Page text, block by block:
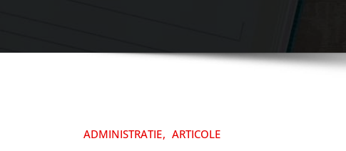
ADMINISTRATIE ARTICOLE